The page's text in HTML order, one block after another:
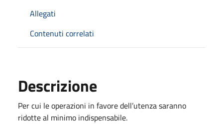
Allegati
Contenuti correlati
Descrizione
Per cui le operazioni in favore dell’utenza saranno
ridotte al minimo indispensabile.